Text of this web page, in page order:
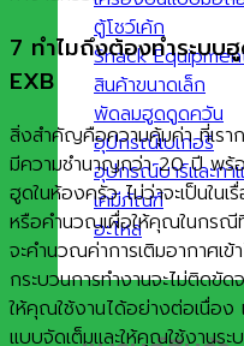
ตู้โชว์เค้ก
Snack
สินค้าขนาดเล็ก
พัดลมฮูดดูดควัน
อุปกรณ์เบเกอรี่
อุปกรณ์บาร์และกา
เคมีภัณฑ์
อะไหล่
7 ทำไมถึงต้องทำระบบ
EXB
สิ่งสำคัญคือความคุ้มค่า ที่เรา
มีความชำนาญกว่า 20 ปี พร้อ
ฮูดในห้องครัว ไม่ว่าจะเป็นใน
หรือคำนวณเผื่อให้คุณในกรณี
จะคำนวณค่าการเติมอากาศเข้
กระบวนการทำงานจะไม่ติดขั
ให้คุณใช้งานได้อย่างต่อเนื่อง
แบบจัดเต็มและให้คุณใช้งาน